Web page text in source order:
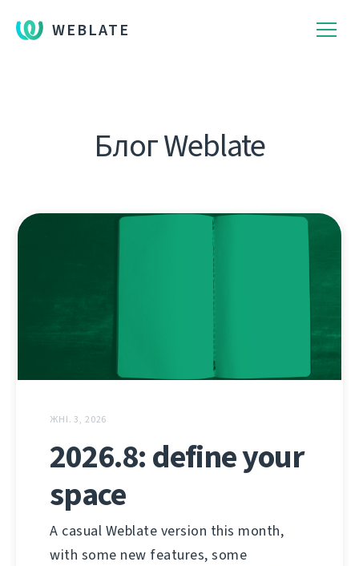
WEBLATE
Блог Weblate
ЖНІ. 3, 2026
2026.8: define your
space
A casual Weblate version this month,
with some new features, some